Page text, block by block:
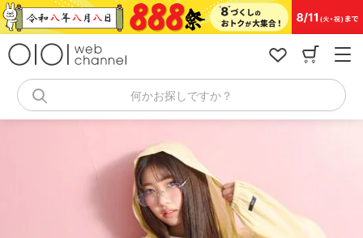
コ
ン
キ
何かお探しですか？